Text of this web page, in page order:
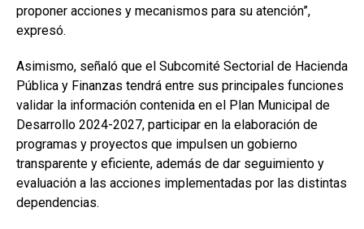
proponer acciones y mecanismos para su atención”,
expresó.
Asimismo, señaló que el Subcomité Sectorial de Hacienda
Pública y Finanzas tendrá entre sus principales funciones
validar la información contenida en el Plan Municipal de
Desarrollo 2024-2027, participar en la elaboración de
programas y proyectos que impulsen un gobierno
transparente y eficiente, además de dar seguimiento y
evaluación a las acciones implementadas por las distintas
dependencias.